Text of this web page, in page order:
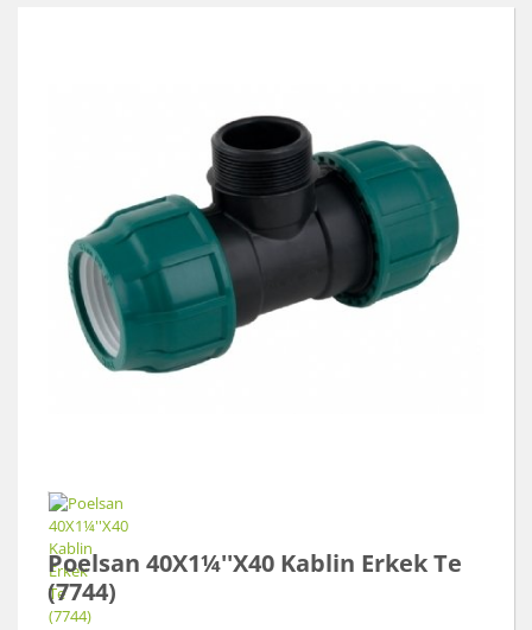
Poelsan 40X1¼''X40 Kablin Erkek Te
(7744)